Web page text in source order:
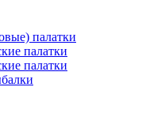
палатки
палатки
палатки